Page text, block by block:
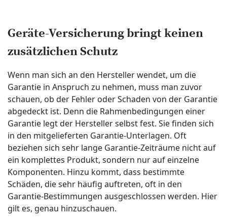
Geräte-Versicherung bringt keinen
zusätzlichen Schutz
Wenn man sich an den Hersteller wendet, um die
Garantie in Anspruch zu nehmen, muss man zuvor
schauen, ob der Fehler oder Schaden von der Garantie
abgedeckt ist. Denn die Rahmenbedingungen einer
Garantie legt der Hersteller selbst fest. Sie finden sich
in den mitgelieferten Garantie-Unterlagen. Oft
beziehen sich sehr lange Garantie-Zeiträume nicht auf
ein komplettes Produkt, sondern nur auf einzelne
Komponenten. Hinzu kommt, dass bestimmte
Schäden, die sehr häufig auftreten, oft in den
Garantie-Bestimmungen ausgeschlossen werden. Hier
gilt es, genau hinzuschauen.